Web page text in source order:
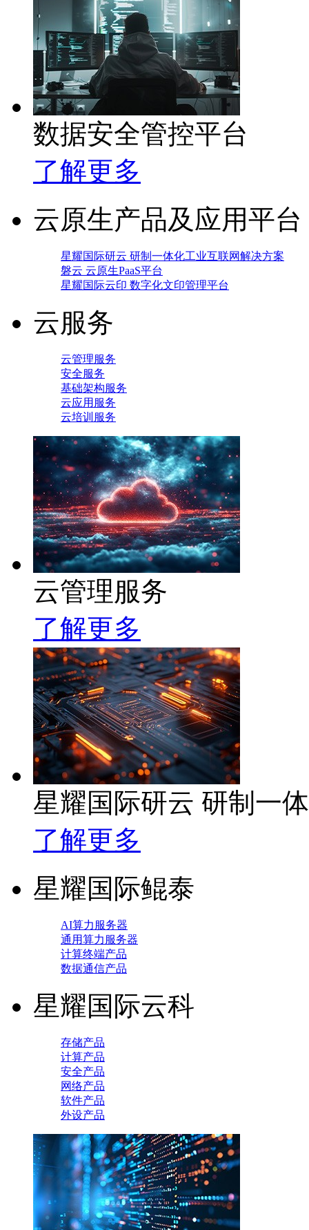
数据安全管控平台
了解更多
云原生产品及应用平台
星耀国际研云 研制一体化工业互联网解决方案
磐云 云原生PaaS平台
星耀国际云印 数字化文印管理平台
云服务
云管理服务
安全服务
基础架构服务
云应用服务
云培训服务
云管理服务
了解更多
星耀国际研云 研制一
了解更多
星耀国际鲲泰
AI算力服务器
通用算力服务器
计算终端产品
数据通信产品
星耀国际云科
存储产品
计算产品
安全产品
网络产品
软件产品
外设产品